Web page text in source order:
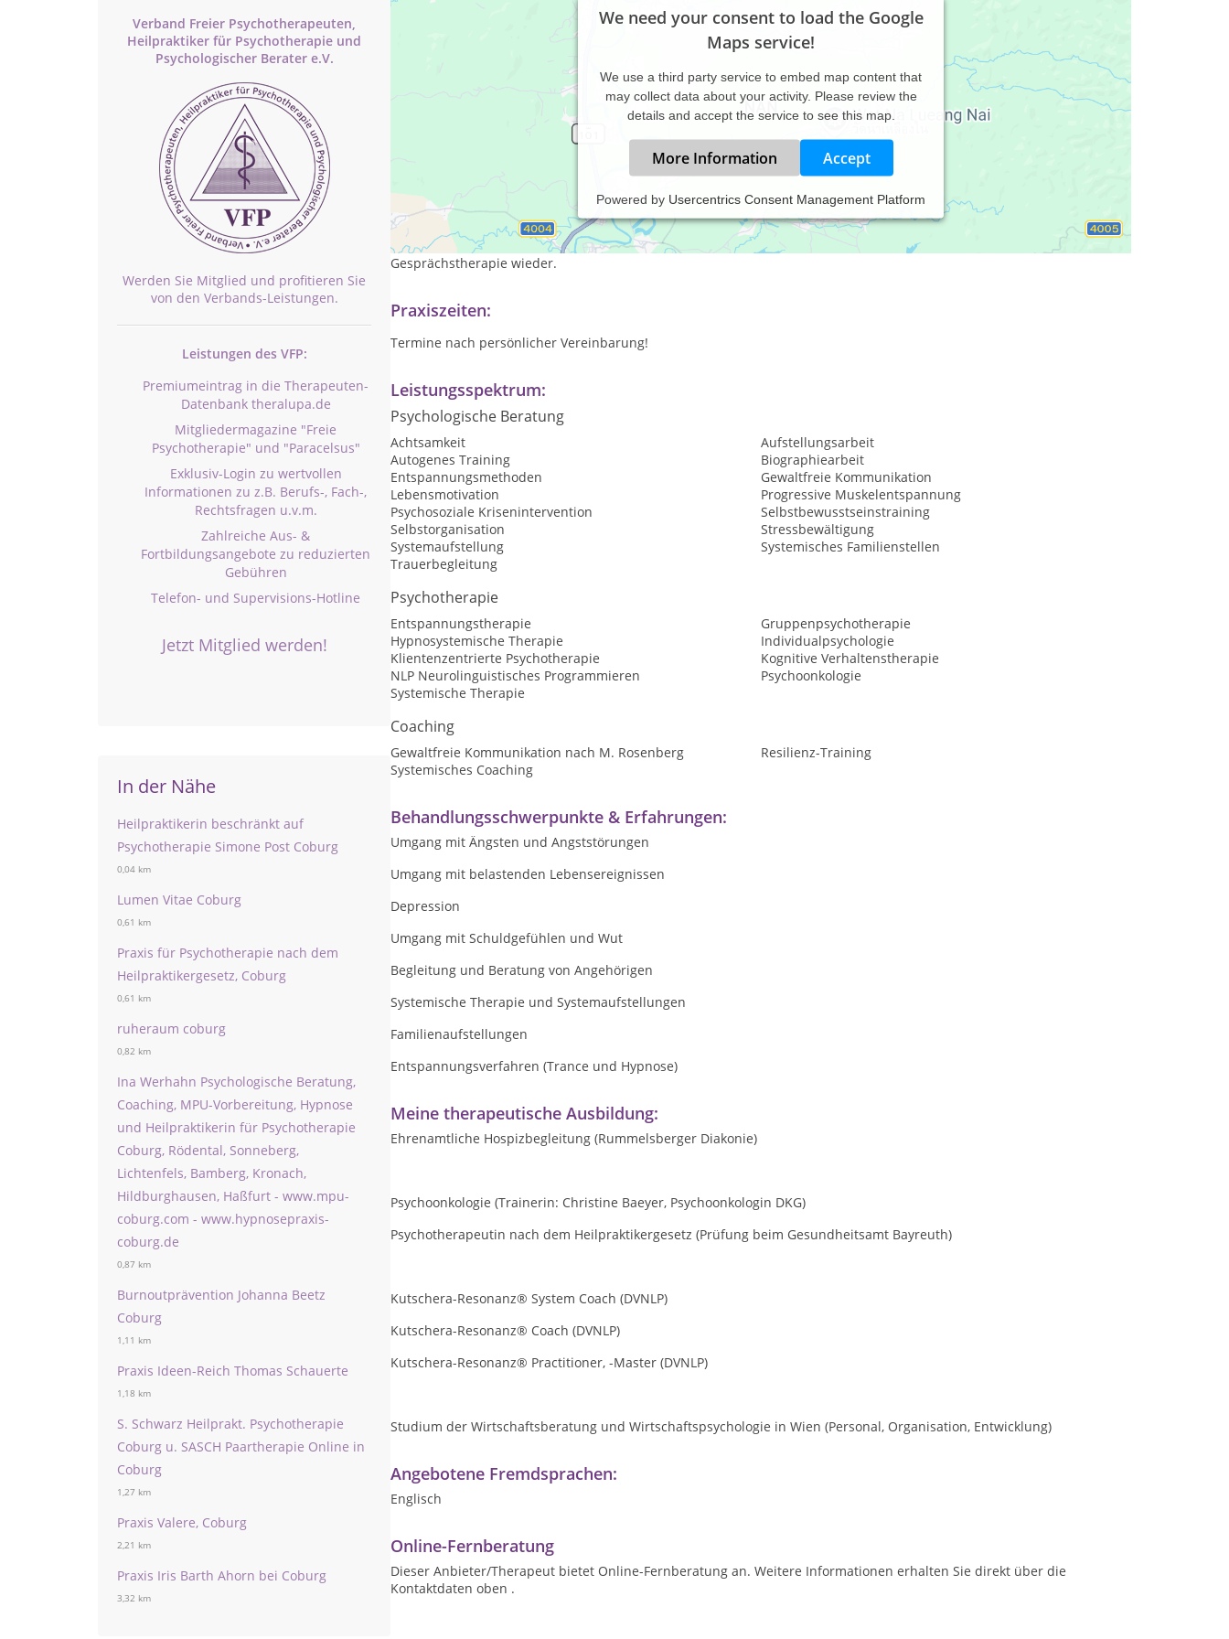
Verband Freier Psychotherapeuten,
Heilpraktiker für Psychotherapie und
Psychologischer Berater e.V.
Werden Sie Mitglied und profitieren Sie
von den Verbands-Leistungen.
Leistungen des VFP:
Premiumeintrag in die Therapeuten-
Datenbank theralupa.de
Mitgliedermagazine "Freie
Psychotherapie" und "Paracelsus"
Exklusiv-Login zu wertvollen
Informationen zu z.B. Berufs-, Fach-,
Rechtsfragen u.v.m.
Zahlreiche Aus- &
Fortbildungsangebote zu reduzierten
Gebühren
Telefon- und Supervisions-Hotline
Jetzt Mitglied werden!
In der Nähe
Heilpraktikerin beschränkt auf
Psychotherapie Simone Post Coburg
0,04 km
Lumen Vitae Coburg
0,61 km
Praxis für Psychotherapie nach dem
Heilpraktikergesetz, Coburg
0,61 km
ruheraum coburg
0,82 km
Ina Werhahn Psychologische Beratung,
Coaching, MPU-Vorbereitung, Hypnose
und Heilpraktikerin für Psychotherapie
Coburg, Rödental, Sonneberg,
Lichtenfels, Bamberg, Kronach,
Hildburghausen, Haßfurt - www.mpu-
coburg.com - www.hypnosepraxis-
coburg.de
0,87 km
Burnoutprävention Johanna Beetz
Coburg
1,11 km
Praxis Ideen-Reich Thomas Schauerte
1,18 km
S. Schwarz Heilprakt. Psychotherapie
Coburg u. SASCH Paartherapie Online in
Coburg
1,27 km
Praxis Valere, Coburg
2,21 km
Praxis Iris Barth Ahorn bei Coburg
3,32 km
We need your consent to load the Google
Maps service!
We use a third party service to embed map content that
may collect data about your activity. Please review the
details and accept the service to see this map.
More Information Accept
Powered by Usercentrics Consent Management Platform
Heilpraktikerin für Psychotherapie und Psychoonkologie
In meiner therapeutischen Praxis finden sich Elemente aus der systemischen Therapie, der Verhaltenstherapie und der
Gesprächstherapie wieder.
Praxiszeiten:
Termine nach persönlicher Vereinbarung!
Leistungsspektrum:
Psychologische Beratung
Achtsamkeit
Aufstellungsarbeit
Autogenes Training
Biographiearbeit
Entspannungsmethoden
Gewaltfreie Kommunikation
Lebensmotivation
Progressive Muskelentspannung
Psychosoziale Krisenintervention
Selbstbewusstseinstraining
Selbstorganisation
Stressbewältigung
Systemaufstellung
Systemisches Familienstellen
Trauerbegleitung
Psychotherapie
Entspannungstherapie
Gruppenpsychotherapie
Hypnosystemische Therapie
Individualpsychologie
Klientenzentrierte Psychotherapie
Kognitive Verhaltenstherapie
NLP Neurolinguistisches Programmieren
Psychoonkologie
Systemische Therapie
Coaching
Gewaltfreie Kommunikation nach M. Rosenberg
Resilienz-Training
Systemisches Coaching
Behandlungsschwerpunkte & Erfahrungen:
Umgang mit Ängsten und Angststörungen
Umgang mit belastenden Lebensereignissen
Depression
Umgang mit Schuldgefühlen und Wut
Begleitung und Beratung von Angehörigen
Systemische Therapie und Systemaufstellungen
Familienaufstellungen
Entspannungsverfahren (Trance und Hypnose)
Meine therapeutische Ausbildung:
Ehrenamtliche Hospizbegleitung (Rummelsberger Diakonie)
Psychoonkologie (Trainerin: Christine Baeyer, Psychoonkologin DKG)
Psychotherapeutin nach dem Heilpraktikergesetz (Prüfung beim Gesundheitsamt Bayreuth)
Kutschera-Resonanz® System Coach (DVNLP)
Kutschera-Resonanz® Coach (DVNLP)
Kutschera-Resonanz® Practitioner, -Master (DVNLP)
Studium der Wirtschaftsberatung und Wirtschaftspsychologie in Wien (Personal, Organisation, Entwicklung)
Angebotene Fremdsprachen:
Englisch
Online-Fernberatung
Dieser Anbieter/Therapeut bietet Online-Fernberatung an. Weitere Informationen erhalten Sie direkt über die
Kontaktdaten oben .